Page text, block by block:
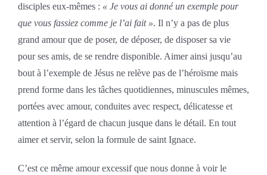
disciples eux-mêmes : « Je vous ai donné un exemple pour
que vous fassiez comme je l’ai fait ». Il n’y a pas de plus
grand amour que de poser, de déposer, de disposer sa vie
pour ses amis, de se rendre disponible. Aimer ainsi jusqu’au
bout à l’exemple de Jésus ne relève pas de l’héroïsme mais
prend forme dans les tâches quotidiennes, minuscules mêmes,
portées avec amour, conduites avec respect, délicatesse et
attention à l’égard de chacun jusque dans le détail. En tout
aimer et servir, selon la formule de saint Ignace.
C’est ce même amour excessif que nous donne à voir le